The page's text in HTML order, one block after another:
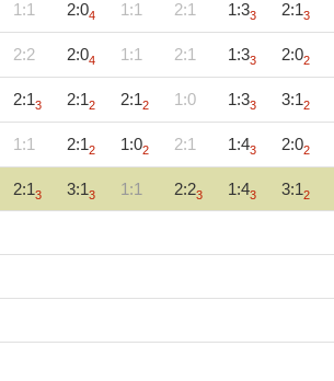
1:1 2:04 1:1 2:1 1:33 2:13
2:2 2:04 1:1 2:1 1:33 2:02
2:13 2:12 2:12 1:0 1:33 3:12
1:1 2:12 1:02 2:1 1:43 2:02
2:13 3:13 1:1 2:23 1:43 3:12